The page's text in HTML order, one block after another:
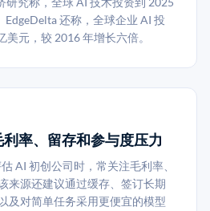
还称，全球企业 AI 投
美元，较 2016 年增长六倍。
率、留存和参与度压力
AI 初创公司时，常关注毛利率、
来源还建议通过缓存、签订长期
及对简单任务采用更便宜的模型